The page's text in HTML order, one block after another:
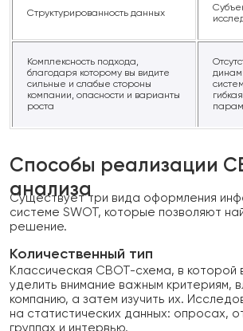
Структурированность данных
Комплексность подхода,
благодаря которому вы видите
сильные и слабые стороны
компании, опасности и варианты
роста
Способы реализации
анализа
Существует три вида оформления
системе SWOT, которые позволяют
решение.
Количественный тип
Классическая СВОТ-схема, в которой
уделить внимание важным критериям,
компанию, а затем изучить их.
на статистических данных: опросах,
группах и интервью.